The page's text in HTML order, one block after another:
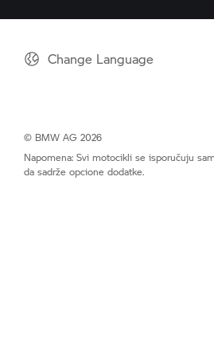
Change Language
© BMW AG 2026
Napomena: Svi motocikli se isporučuju
da sadrže opcione dodatke.